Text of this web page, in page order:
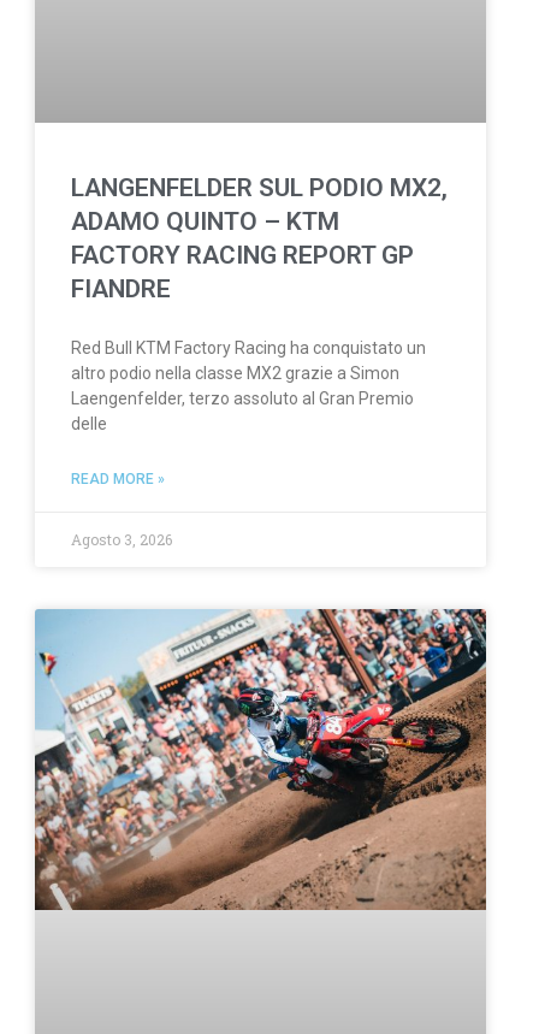
LANGENFELDER SUL PODIO MX2,
ADAMO QUINTO – KTM
FACTORY RACING REPORT GP
FIANDRE
Red Bull KTM Factory Racing ha conquistato un
altro podio nella classe MX2 grazie a Simon
Laengenfelder, terzo assoluto al Gran Premio
delle
READ MORE »
Agosto 3, 2026